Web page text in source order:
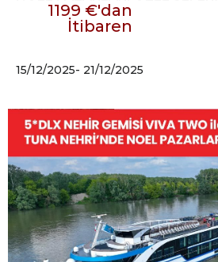
1199 €'dan
İtibaren
15/12/2025- 21/12/2025